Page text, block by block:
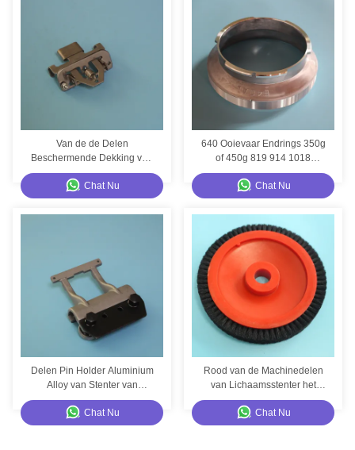
Van de de Delen
Beschermende Dekking van
de Stentermachine van de de
Beschermerklem de
Reserveonderdelen van
Bruckner Stenter
Chat Nu
640 Ooievaar Endrings 350g
of 450g 819 914 1018
herhaalt Ooievaar Endrings
Chat Nu
Delen Pin Holder Aluminium
Alloy van Stenter van
Stentervervangstukken
Babcock
Chat Nu
Rood van de Machinedelen
van Lichaamsstenter het
Type van Monforts Klein
Wrijvingswiel Zwart Haar
Chat Nu